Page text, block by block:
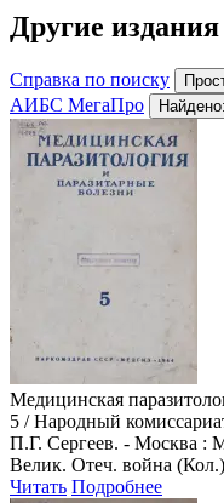
Другие издания
Справка по поиску
АИБС МегаПро
Найдено:
Медицинская
5 / Народный
П.Г. Сергеев. - Москва :
Велик. Отеч. война (Кол.)
Читать Подробнее